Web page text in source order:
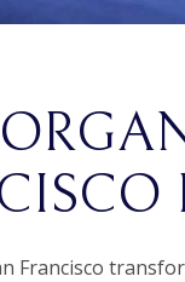
Francisco